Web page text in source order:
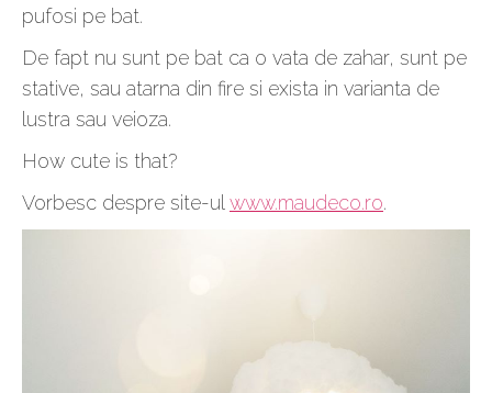
pufosi pe bat.
De fapt nu sunt pe bat ca o vata de zahar, sunt pe
stative, sau atarna din fire si exista in varianta de
lustra sau veioza.
How cute is that?
Vorbesc despre site-ul www.maudeco.ro.